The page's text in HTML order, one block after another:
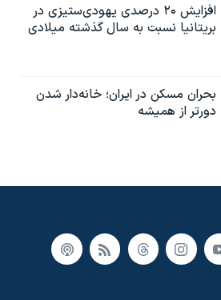
افزایش ۲۰ درصدی یهودی‌ستیزی در
بریتانیا نسبت به سال گذشته میلادی
بحران مسکن در ایران؛ خانه‌دار شدن
دورتر از همیشه